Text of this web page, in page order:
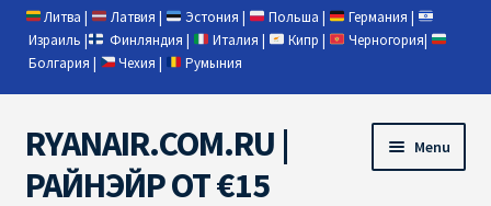
Литва | Латвия | Эстония | Польша | Германия |
Израиль | Финляндия | Италия | Кипр | Черногория|
Болгария | Чехия | Румыния
Skip
to
navigation
Skip
to
content
RYANAIR.COM.RU |
РАЙНЭЙР ОТ €15
Menu